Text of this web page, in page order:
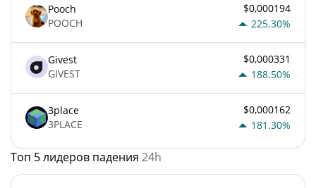
Pooch
POOCH
$0,000194
225.30%
Givest
GIVEST
$0,000331
188.50%
3place
3PLACE
$0,000162
181.30%
Топ 5 лидеров падения 24h